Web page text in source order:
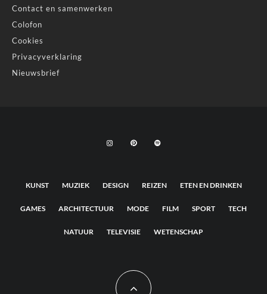
Contact en samenwerken
Colofon
Cookies
Privacyverklaring
Nieuwsbrief
KUNST MUZIEK DESIGN REIZEN ETEN EN DRINKEN
GAMES ARCHITECTUUR MODE FILM SPORT TECH
NATUUR TELEVISIE WETENSCHAP